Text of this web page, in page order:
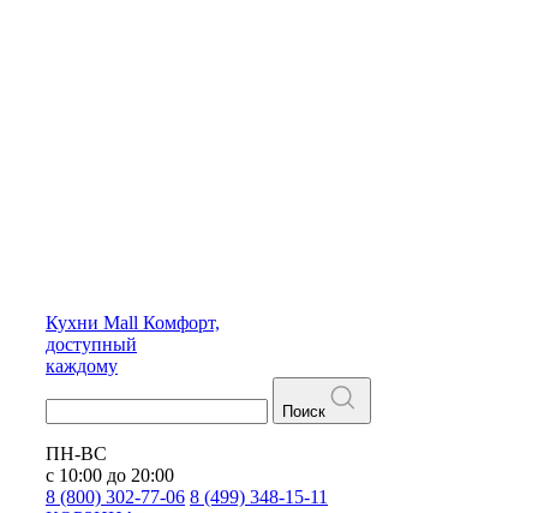
Кухни Mall Комфорт,
доступный
каждому
Поиск
ПН-ВС
с 10:00 до 20:00
8 (800) 302-77-06 8 (499) 348-15-11